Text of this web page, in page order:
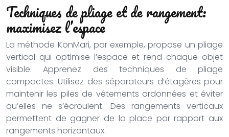
Techniques de pliage et de rangement:
maximisez l’espace
La méthode KonMari, par exemple, propose un pliage
vertical qui optimise l’espace et rend chaque objet
visible. Apprenez des techniques de pliage
compactes. Utilisez des séparateurs d’étagères pour
maintenir les piles de vêtements ordonnées et éviter
qu’elles ne s’écroulent. Des rangements verticaux
permettent de gagner de la place par rapport aux
rangements horizontaux.